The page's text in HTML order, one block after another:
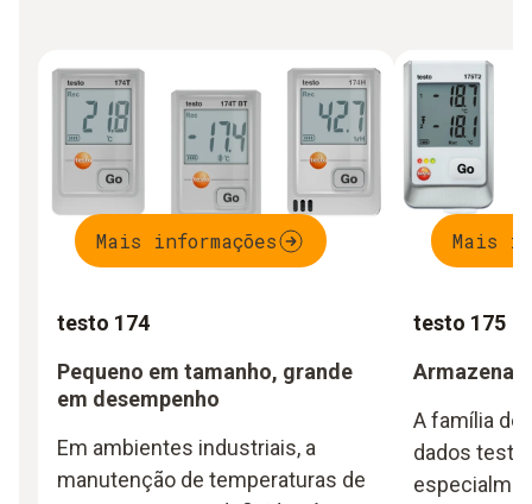
Mais informações
testo 174
Pequeno em tamanho, grande
em desempenho
Em ambientes industriais, a
manutenção de temperaturas de
Mais
testo 175
A família de
dados testo